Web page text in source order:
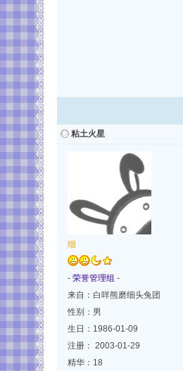
粘土火星
细
- 荣誉管理组 -
来自：白咩熊磨细头兔团
性别：男
生日：1986-01-09
注册： 2003-01-29
精华：18